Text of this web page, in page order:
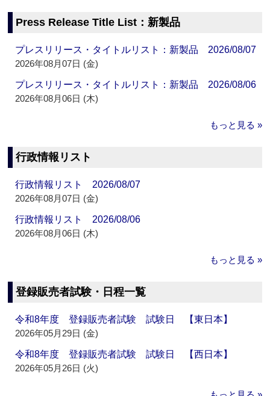
Press Release Title List：新製品
プレスリリース・タイトルリスト：新製品 2026/08/07
2026年08月07日 (金)
プレスリリース・タイトルリスト：新製品 2026/08/06
2026年08月06日 (木)
もっと見る »
行政情報リスト
行政情報リスト 2026/08/07
2026年08月07日 (金)
行政情報リスト 2026/08/06
2026年08月06日 (木)
もっと見る »
登録販売者試験・日程一覧
令和8年度 登録販売者試験 試験日 【東日本】
2026年05月29日 (金)
令和8年度 登録販売者試験 試験日 【西日本】
2026年05月26日 (火)